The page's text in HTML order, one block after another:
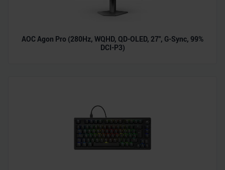
AOC Agon Pro (280Hz, WQHD, QD-OLED, 27", G-Sync, 99%
DCI-P3)